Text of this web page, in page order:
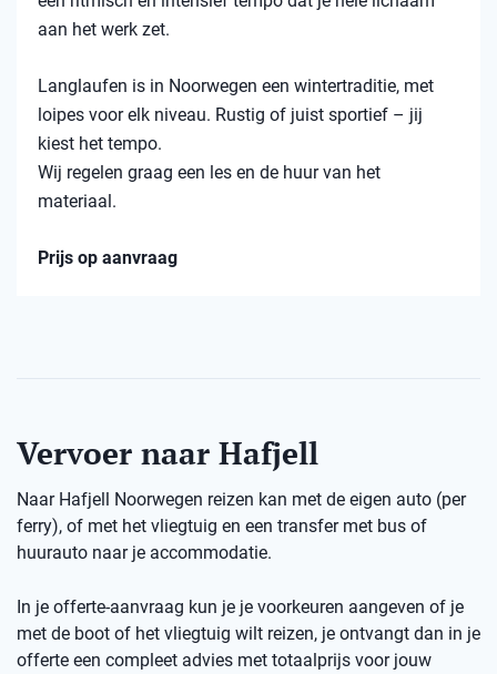
aan het werk zet.
Langlaufen is in Noorwegen een wintertraditie, met
loipes voor elk niveau. Rustig of juist sportief – jij
kiest het tempo.
Wij regelen graag een les en de huur van het
materiaal.
Prijs op aanvraag
Vervoer naar Hafjell
Naar Hafjell Noorwegen reizen kan met de eigen auto (per
ferry), of met het vliegtuig en een transfer met bus of
huurauto naar je accommodatie.
In je offerte-aanvraag kun je je voorkeuren aangeven of je
met de boot of het vliegtuig wilt reizen, je ontvangt dan in je
offerte een compleet advies met totaalprijs voor jouw